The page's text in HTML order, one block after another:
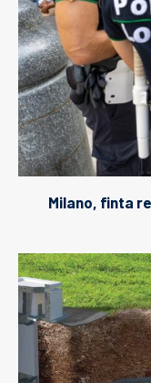
Milano, finta